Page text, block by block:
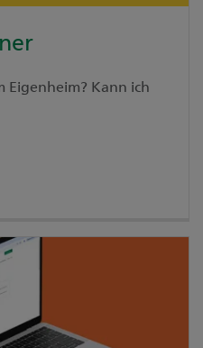
Eigenheim? Kann ich